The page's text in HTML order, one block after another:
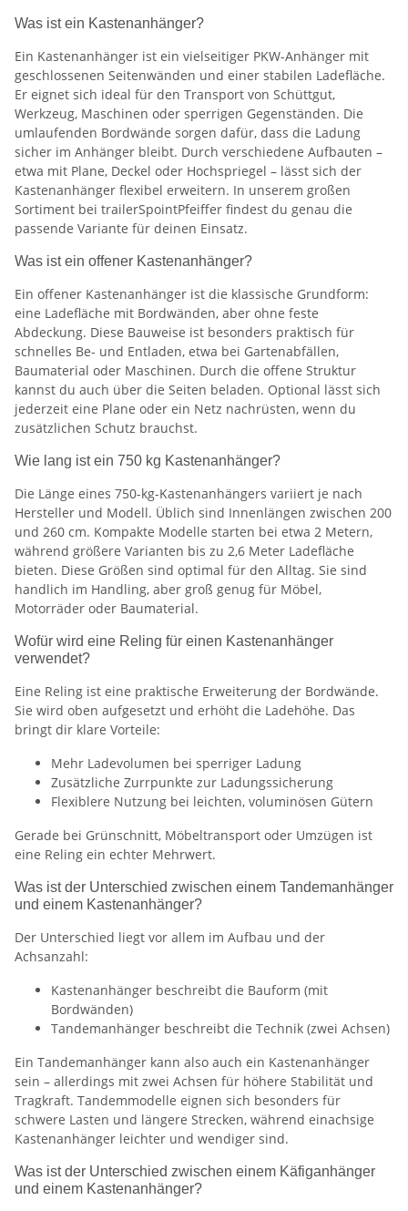
Was ist ein Kastenanhänger?
Ein Kastenanhänger ist ein vielseitiger PKW-Anhänger mit
geschlossenen Seitenwänden und einer stabilen Ladefläche.
Er eignet sich ideal für den Transport von Schüttgut,
Werkzeug, Maschinen oder sperrigen Gegenständen. Die
umlaufenden Bordwände sorgen dafür, dass die Ladung
sicher im Anhänger bleibt. Durch verschiedene Aufbauten –
etwa mit Plane, Deckel oder Hochspriegel – lässt sich der
Kastenanhänger flexibel erweitern. In unserem großen
Sortiment bei trailerSpointPfeiffer findest du genau die
passende Variante für deinen Einsatz.
Was ist ein offener Kastenanhänger?
Ein offener Kastenanhänger ist die klassische Grundform:
eine Ladefläche mit Bordwänden, aber ohne feste
Abdeckung. Diese Bauweise ist besonders praktisch für
schnelles Be- und Entladen, etwa bei Gartenabfällen,
Baumaterial oder Maschinen. Durch die offene Struktur
kannst du auch über die Seiten beladen. Optional lässt sich
jederzeit eine Plane oder ein Netz nachrüsten, wenn du
zusätzlichen Schutz brauchst.
Wie lang ist ein 750 kg Kastenanhänger?
Die Länge eines 750-kg-Kastenanhängers variiert je nach
Hersteller und Modell. Üblich sind Innenlängen zwischen 200
und 260 cm. Kompakte Modelle starten bei etwa 2 Metern,
während größere Varianten bis zu 2,6 Meter Ladefläche
bieten. Diese Größen sind optimal für den Alltag. Sie sind
handlich im Handling, aber groß genug für Möbel,
Motorräder oder Baumaterial.
Wofür wird eine Reling für einen Kastenanhänger
verwendet?
Eine Reling ist eine praktische Erweiterung der Bordwände.
Sie wird oben aufgesetzt und erhöht die Ladehöhe. Das
bringt dir klare Vorteile:
Mehr Ladevolumen bei sperriger Ladung
Zusätzliche Zurrpunkte zur Ladungssicherung
Flexiblere Nutzung bei leichten, voluminösen Gütern
Gerade bei Grünschnitt, Möbeltransport oder Umzügen ist
eine Reling ein echter Mehrwert.
Was ist der Unterschied zwischen einem Tandemanhänger
und einem Kastenanhänger?
Der Unterschied liegt vor allem im Aufbau und der
Achsanzahl:
Kastenanhänger beschreibt die Bauform (mit
Bordwänden)
Tandemanhänger beschreibt die Technik (zwei Achsen)
Ein Tandemanhänger kann also auch ein Kastenanhänger
sein – allerdings mit zwei Achsen für höhere Stabilität und
Tragkraft. Tandemmodelle eignen sich besonders für
schwere Lasten und längere Strecken, während einachsige
Kastenanhänger leichter und wendiger sind.
Was ist der Unterschied zwischen einem Käfiganhänger
und einem Kastenanhänger?